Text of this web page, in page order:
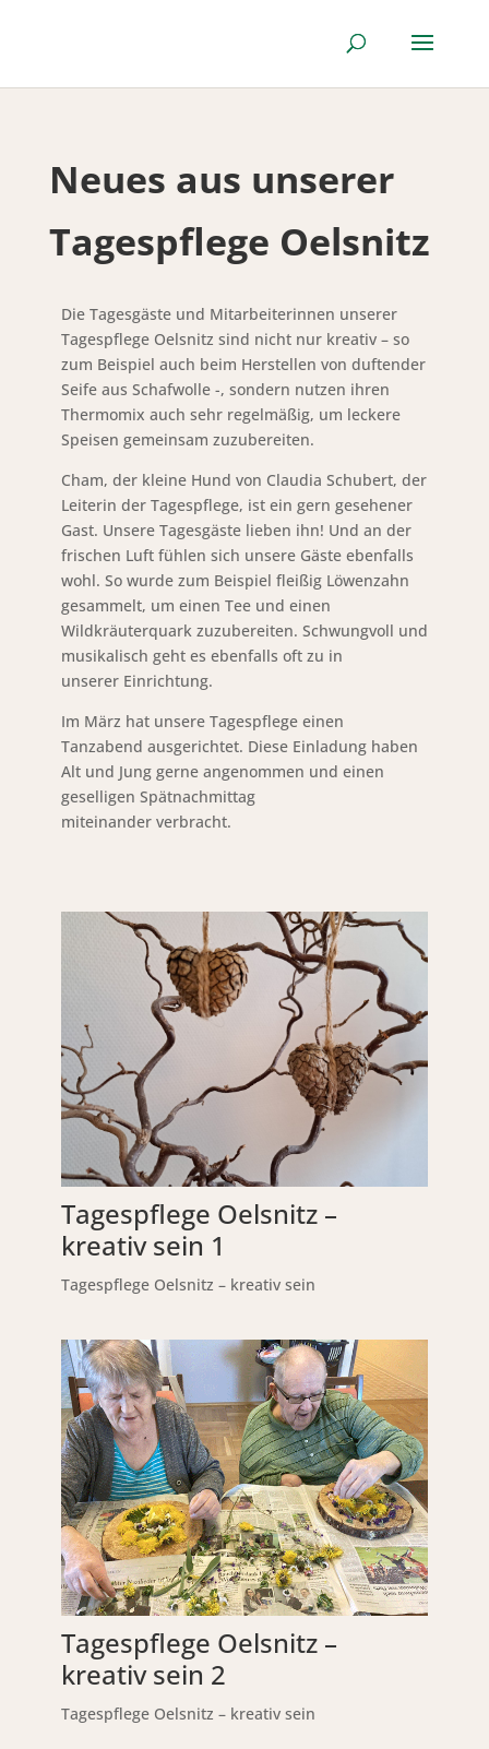
Neues aus unserer
Tagespflege Oelsnitz
Die Tagesgäste und Mitarbeiterinnen unserer
Tagespflege Oelsnitz sind nicht nur kreativ – so
zum Beispiel auch beim Herstellen von duftender
Seife aus Schafwolle -, sondern nutzen ihren
Thermomix auch sehr regelmäßig, um leckere
Speisen gemeinsam zuzubereiten.
Cham, der kleine Hund von Claudia Schubert, der
Leiterin der Tagespflege, ist ein gern gesehener
Gast. Unsere Tagesgäste lieben ihn! Und an der
frischen Luft fühlen sich unsere Gäste ebenfalls
wohl. So wurde zum Beispiel fleißig Löwenzahn
gesammelt, um einen Tee und einen
Wildkräuterquark zuzubereiten. Schwungvoll und
musikalisch geht es ebenfalls oft zu in
unserer Einrichtung.
Im März hat unsere Tagespflege einen
Tanzabend ausgerichtet. Diese Einladung haben
Alt und Jung gerne angenommen und einen
geselligen Spätnachmittag
miteinander verbracht.
Tagespflege Oelsnitz –
kreativ sein 1
Tagespflege Oelsnitz – kreativ sein
Tagespflege Oelsnitz –
kreativ sein 2
Tagespflege Oelsnitz – kreativ sein